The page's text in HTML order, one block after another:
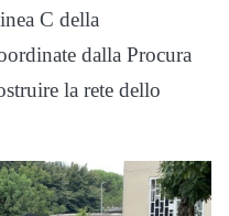
C della
dalla Procura
la rete dello